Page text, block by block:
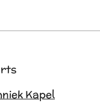
Kapel